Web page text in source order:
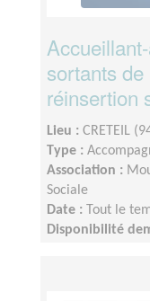
sortants
réinsertion
Lieu : CRETEIL
Type :
Association :
Sociale
Date :
Tout le
Disponibilité